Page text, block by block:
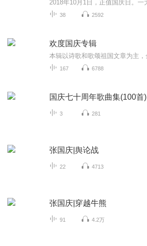
38 2592
欢度国庆专辑
167 6788
国庆七十周年歌曲集(100首)
3 281
张国庆|舆论战
22 4713
张国庆|穿越牛熊
91 4.2万